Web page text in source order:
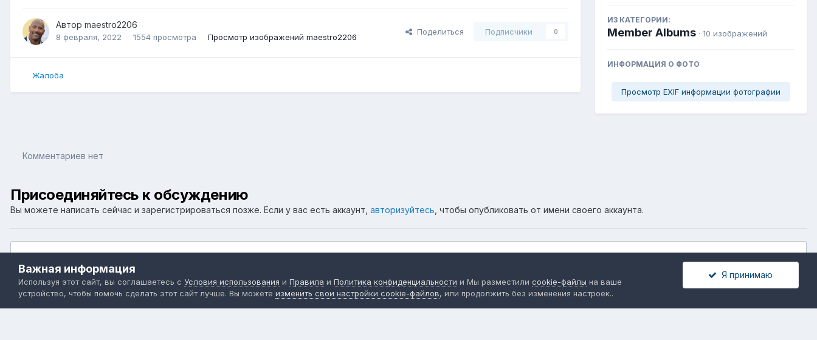
Автор maestro2206
8 февраля, 2022 1554 просмотра Просмотр изображений maestro2206
Поделиться Подписчики 0
Жалоба
ИЗ КАТЕГОРИИ:
Member Albums · 10 изображений
ИНФОРМАЦИЯ О ФОТО
Просмотр EXIF информации фотографии
Комментариев нет
Присоединяйтесь к обсуждению
Вы можете написать сейчас и зарегистрироваться позже. Если у вас есть аккаунт, авторизуйтесь , чтобы опубликовать от имени своего аккаунта.
Главная Галерея Member Albums maxresdefault.jpg
Важная информация
Используя этот сайт, вы соглашаетесь с Условия использования и Правила и Политика конфиденциальности и Мы разместили cookie-файлы на ваше
устройство, чтобы помочь сделать этот сайт лучше. Вы можете изменить свои настройки cookie-файлов, или продолжить без изменения настроек..
Я принимаю